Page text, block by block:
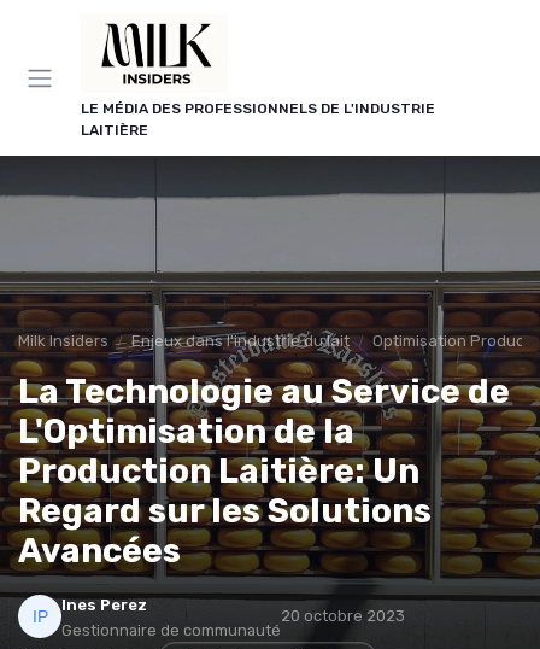
LE MÉDIA DES PROFESSIONNELS DE L'INDUSTRIE
LAITIÈRE
Milk Insiders Enjeux dans l'industrie du lait Optimisation
La Technologie au Service de
L'Optimisation de la
Production Laitière: Un
Regard sur les Solutions
Avancées
Ines Perez
Gestionnaire de communauté
20 octobre 2023